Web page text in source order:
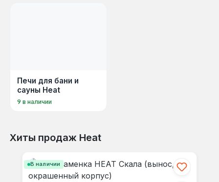
Печи для бани и
сауны Heat
9 в наличии
Хиты продаж Heat
Пропустить галерею продуктов
В наличии